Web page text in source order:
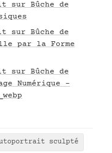
sur Bûche de
sur Bûche de
par la Forme
sur Bûche de
Numérique -
sculpté